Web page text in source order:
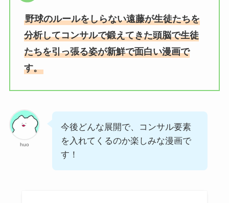
野球のルールをしらない遠藤が生徒たちを
分析してコンサルで鍛えてきた頭脳で生徒
たちを引っ張る姿が新鮮で面白い漫画で
す。
huo
今後どんな展開で、コンサル要素
を入れてくるのか楽しみな漫画で
す！